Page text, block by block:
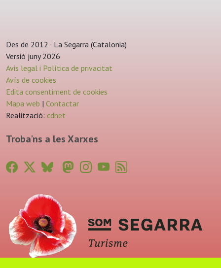
Des de 2012 · La Segarra (Catalonia)
Versió juny 2026
Avis legal i Política de privacitat
Avís de cookies
Edita consentiment de cookies
Mapa web | Contactar
Realització: cdnet
Troba'ns a les Xarxes